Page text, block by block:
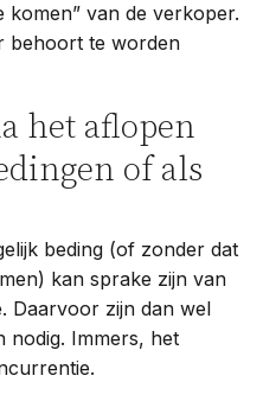
van de verkoper.
behoort te worden
het aflopen
of als
beding (of zonder dat
kan sprake zijn van
Daarvoor zijn dan wel
nodig. Immers, het